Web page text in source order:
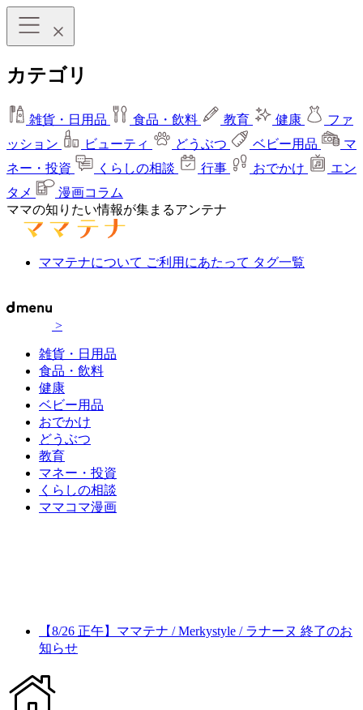
カテゴリ
雑貨・日用品 食品・飲料 教育 健康
ファ
ッション
ビューティ どうぶつ ベビー用品
マ
ネー・投資
くらしの相談 行事 おでかけ
エン
タメ
漫画コラム
ママの知りたい情報が集まるアンテナ
ママテナについて ご利用にあたって タグ一覧
>
雑貨・日用品
食品・飲料
健康
ベビー用品
おでかけ
どうぶつ
教育
マネー・投資
くらしの相談
ママコマ漫画
【8/26 正午】ママテナ / Merkystyle / ラナーヌ 終了のお
知らせ